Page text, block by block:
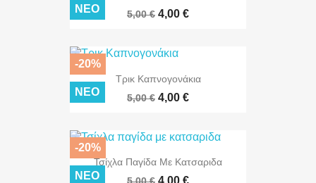
5,00 € 4,00 €
ΝΈΟ
Τρικ Καπνογονάκια
5,00 € 4,00 €
-20%
ΝΈΟ
Τσίχλα Παγίδα Με Κατσαριδα
4,00 €
-20%
ΝΈΟ